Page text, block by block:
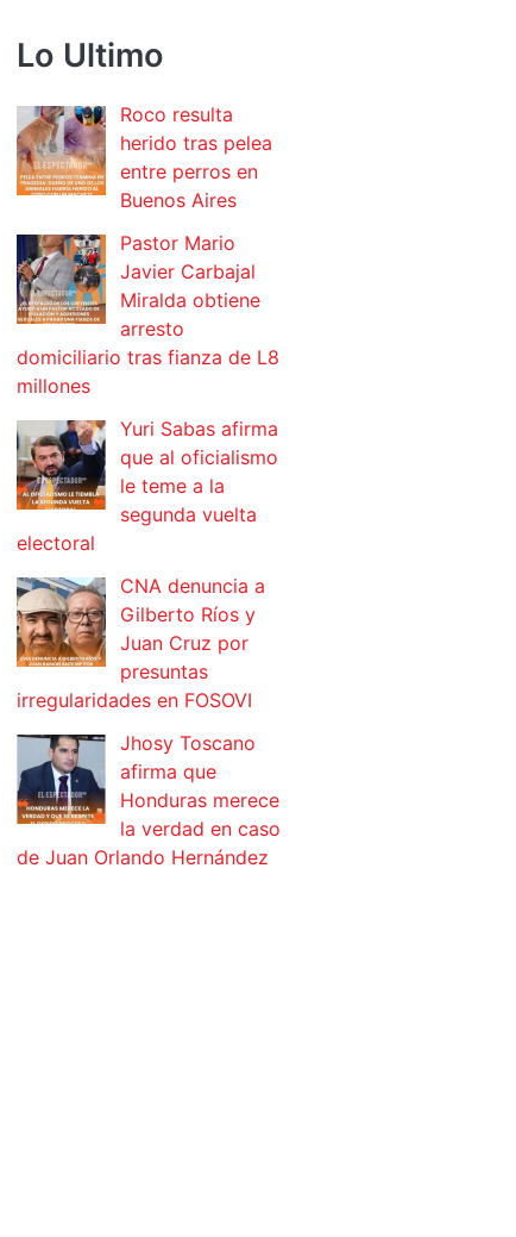
Lo Ultimo
Roco resulta
herido tras pelea
entre perros en
Buenos Aires
Pastor Mario
Javier Carbajal
Miralda obtiene
arresto
domiciliario tras fianza de L8
millones
Yuri Sabas afirma
que al oficialismo
le teme a la
segunda vuelta
electoral
CNA denuncia a
Gilberto Ríos y
Juan Cruz por
presuntas
irregularidades en FOSOVI
Jhosy Toscano
afirma que
Honduras merece
la verdad en caso
de Juan Orlando Hernández